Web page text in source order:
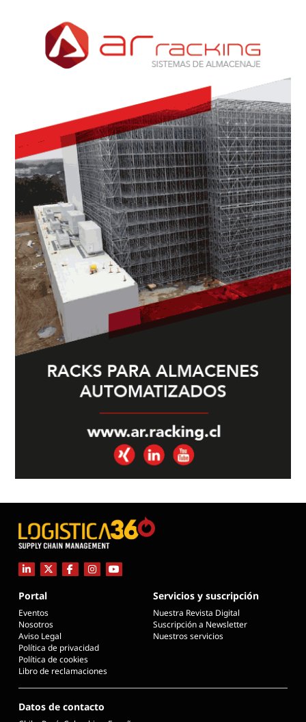
Portal
Eventos
Nosotros
Aviso Legal
Política de privacidad
Política de cookies
Libro de reclamaciones
Servicios y suscripción
Nuestra Revista Digital
Suscripción a Newsletter
Nuestros servicios
Datos de contacto